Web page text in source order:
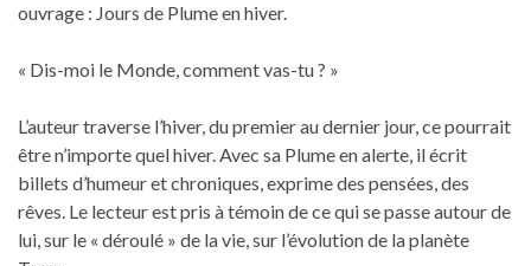
ouvrage : Jours de Plume en hiver.
« Dis-moi le Monde, comment vas-tu ? »
L’auteur traverse l’hiver, du premier au dernier jour, ce pourrait
être n’importe quel hiver. Avec sa Plume en alerte, il écrit
billets d’humeur et chroniques, exprime des pensées, des
rêves. Le lecteur est pris à témoin de ce qui se passe autour de
lui, sur le « déroulé » de la vie, sur l’évolution de la planète